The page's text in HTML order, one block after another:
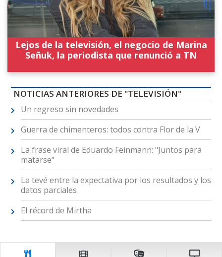
Lejos de la televisión, el negocio de Marina
Señuk, la periodista que renunció a TN
NOTICIAS ANTERIORES DE "TELEVISIÓN"
Un regreso sin novedades
Guerra de chimenteros: todos contra Flor de la V
La frase viral de Eduardo Feinmann: "Juntos para
matarse"
La tevé entre la expectativa por los resultados y los
datos parciales
El récord de Mirtha